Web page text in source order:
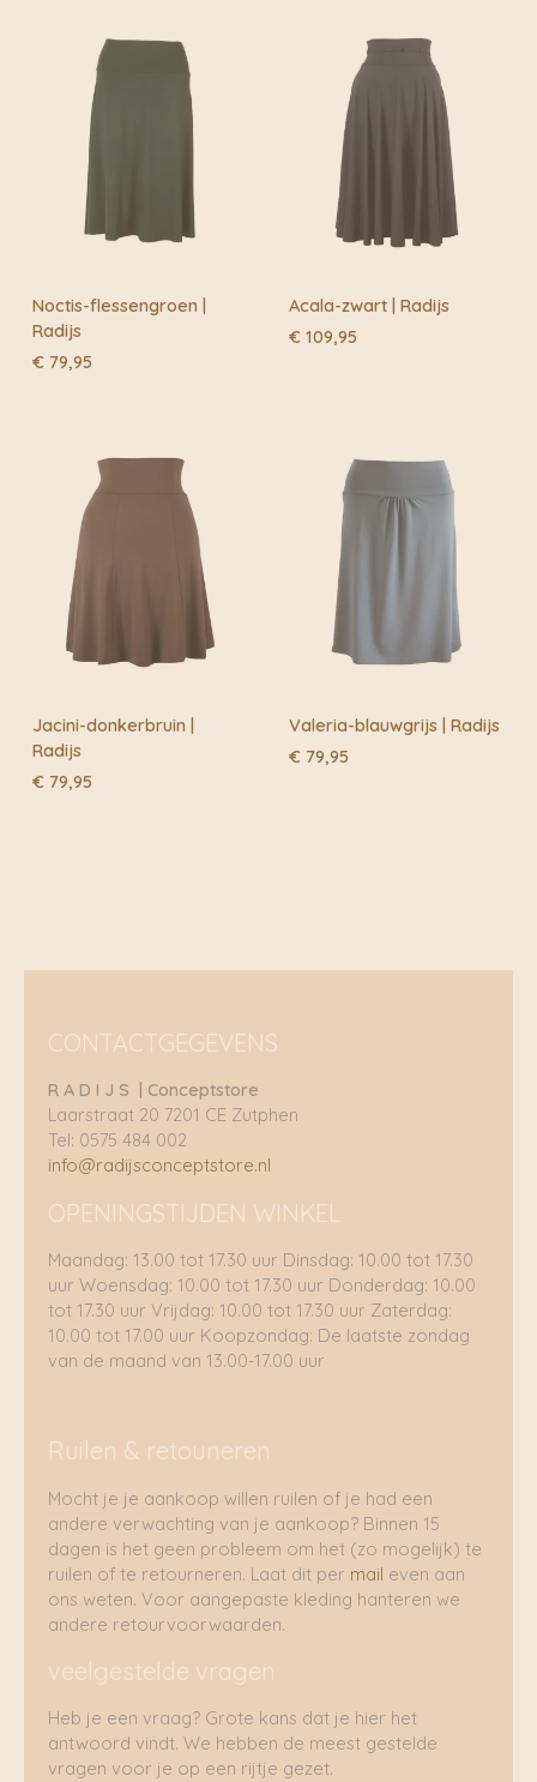
aan DHL of Post.nl
Noctis-flessengroen |
Radijs
€ 79,95
Acala-zwart | Radijs
€ 109,95
Jacini-donkerbruin |
Radijs
€ 79,95
Valeria-blauwgrijs | Radijs
€ 79,95
CONTACTGEGEVENS
R A D I J S | Conceptstore
Laarstraat 20 7201 CE Zutphen
Tel: 0575 484 002
info@radijsconceptstore.nl
OPENINGSTIJDEN WINKEL
Maandag: 13.00 tot 17.30 uur Dinsdag: 10.00 tot 17.30
uur Woensdag: 10.00 tot 17.30 uur Donderdag: 10.00
tot 17.30 uur Vrijdag: 10.00 tot 17.30 uur Zaterdag:
10.00 tot 17.00 uur Koopzondag: De laatste zondag
van de maand van 13.00-17.00 uur
Ruilen & retouneren
Mocht je je aankoop willen ruilen of je had een
andere verwachting van je aankoop? Binnen 15
dagen is het geen probleem om het (zo mogelijk) te
ruilen of te retourneren. Laat dit per mail even aan
ons weten. Voor aangepaste kleding hanteren we
andere retourvoorwaarden.
veelgestelde vragen
Heb je een vraag? Grote kans dat je hier het
antwoord vindt. We hebben de meest gestelde
vragen voor je op een rijtje gezet.